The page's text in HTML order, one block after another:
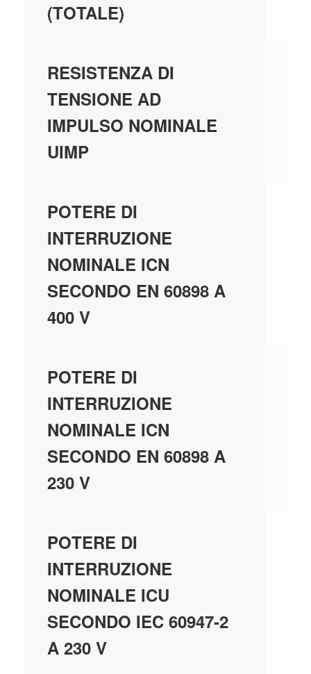
(TOTALE)
RESISTENZA DI
TENSIONE AD
IMPULSO NOMINALE
UIMP
POTERE DI
INTERRUZIONE
NOMINALE ICN
SECONDO EN 60898 A
400 V
POTERE DI
INTERRUZIONE
NOMINALE ICN
SECONDO EN 60898 A
230 V
POTERE DI
INTERRUZIONE
NOMINALE ICU
SECONDO IEC 60947-2
A 230 V